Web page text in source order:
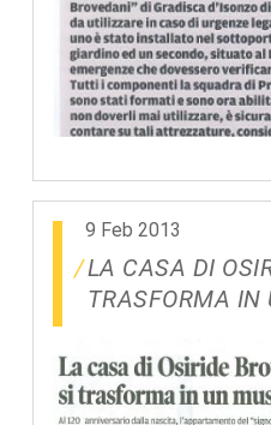
9 Feb 2013
LA CASA DI
TRASFORMA IN